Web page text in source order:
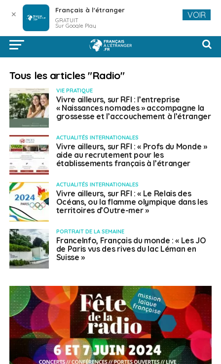
Tous les articles "Radio"
VIE PRATIQUE
Vivre ailleurs, sur RFI : l’entreprise
« Naissances nomades » accompagne la
grossesse et l’accouchement à l’étranger
ACTUALITÉS INTERNATIONALES
Vivre ailleurs, sur RFI : « Profs du Monde »
aide au recrutement pour les
établissements français à l’étranger
ACTUALITÉS INTERNATIONALES
Vivre ailleurs, sur RFI : « Le Relais des
Océans, ou la flamme olympique dans les
territoires d’Outre-mer »
PORTRAIT DE LA SEMAINE
FranceInfo, Français du monde : « Les JO
de Paris vus des rives du lac Léman en
Suisse »
✕ Français à l'étranger
GRATUIT
Sur Google Play
VOIR